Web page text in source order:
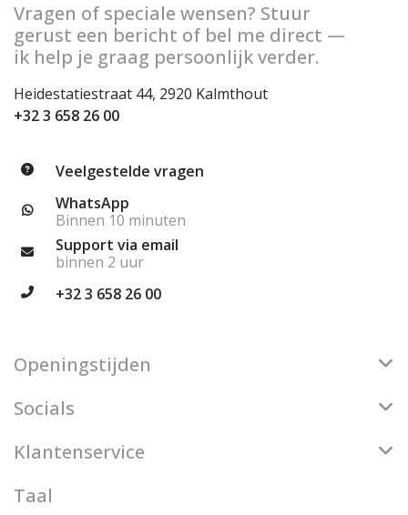
Vragen of speciale wensen? Stuur
gerust een bericht of bel me direct —
ik help je graag persoonlijk verder.
Heidestatiestraat 44, 2920 Kalmthout
+32 3 658 26 00
Veelgestelde vragen
WhatsApp
Binnen 10 minuten
Support via email
binnen 2 uur
+32 3 658 26 00
Openingstijden
Socials
Klantenservice
Taal